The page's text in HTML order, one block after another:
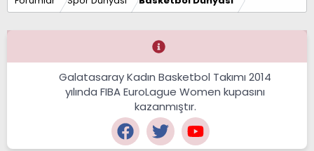
Galatasaray Kadın Basketbol Takımı 2014
yılında FIBA EuroLague Women kupasını
kazanmıştır.